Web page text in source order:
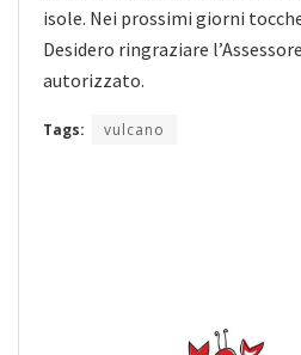
isole. Nei prossimi giorni
Desidero ringraziare
autorizzato.
Tags: vulcano